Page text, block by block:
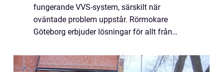
fungerande VVS-system, särskilt när
oväntade problem uppstår. Rörmokare
Göteborg erbjuder lösningar för allt från